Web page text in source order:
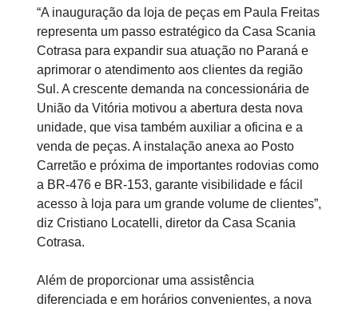
“A inauguração da loja de peças em Paula Freitas
representa um passo estratégico da Casa Scania
Cotrasa para expandir sua atuação no Paraná e
aprimorar o atendimento aos clientes da região
Sul. A crescente demanda na concessionária de
União da Vitória motivou a abertura desta nova
unidade, que visa também auxiliar a oficina e a
venda de peças. A instalação anexa ao Posto
Carretão e próxima de importantes rodovias como
a BR-476 e BR-153, garante visibilidade e fácil
acesso à loja para um grande volume de clientes”,
diz Cristiano Locatelli, diretor da Casa Scania
Cotrasa.
Além de proporcionar uma assistência
diferenciada e em horários convenientes, a nova